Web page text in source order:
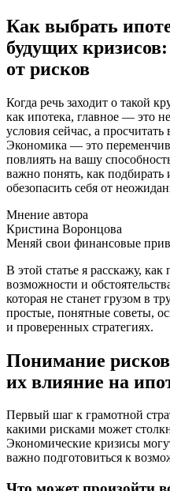
Как выбрать
будущих
от рисков
Когда речь заходит о такой
как ипотека, главное — это
условия сейчас, а
Экономика — это
повлиять на вашу
важно понять, как
обезопасить себя от
Мнение автора
Кристина Воронцова
Меняй свои финансовые
В этой статье я расскажу,
возможности и
которая не станет грузом в
простые, понятные советы,
и проверенных стратегиях.
Понимание
их влияние на
Первый шаг к грамотной
какими рисками может
Экономические кризисы
важно подготовиться к